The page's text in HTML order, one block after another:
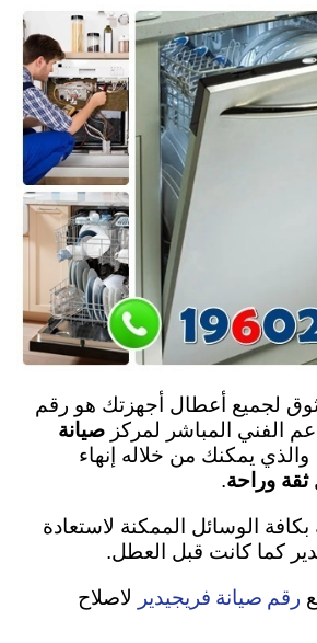
لجميع أعطال أجهزتك هو رقم
الفني المباشر لمركز صيانة
والذي يمكنك من خلاله إنهاء
ثقة وراحة.
الوسائل الممكنة لاستعادة
كما كانت قبل العطل.
رقم صيانة فريجيدير
لاصلاح